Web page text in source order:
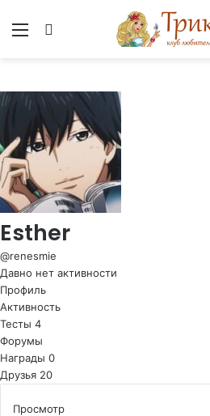
Меню
Esther
@renesmie
Давно нет активности
Профиль
Активность
Тесты 4
Форумы
Награды 0
Друзья 20
Просмотр